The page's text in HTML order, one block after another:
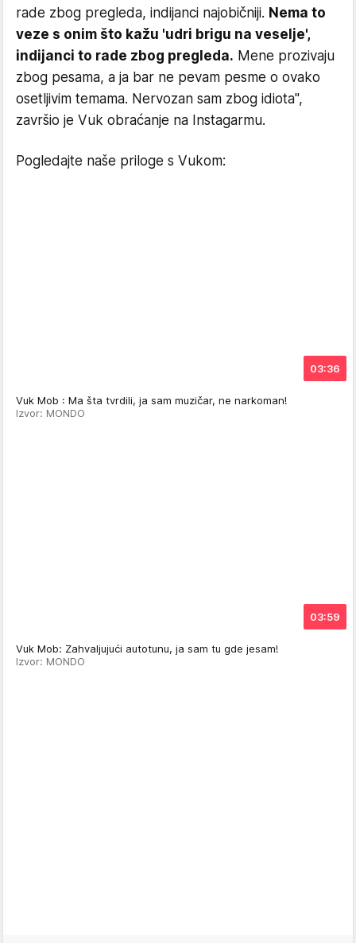
rade zbog pregleda, indijanci najobičniji. Nema to
veze s onim što kažu 'udri brigu na veselje',
indijanci to rade zbog pregleda. Mene prozivaju
zbog pesama, a ja bar ne pevam pesme o ovako
osetljivim temama. Nervozan sam zbog idiota",
završio je Vuk obraćanje na Instagarmu.
Pogledajte naše priloge s Vukom:
03:36
Vuk Mob : Ma šta tvrdili, ja sam muzičar, ne narkoman!
Izvor: MONDO
03:59
Vuk Mob: Zahvaljujući autotunu, ja sam tu gde jesam!
Izvor: MONDO